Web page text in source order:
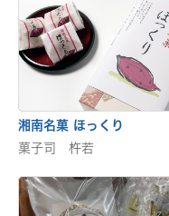
湘南名菓 ほっくり
菓子司 杵若